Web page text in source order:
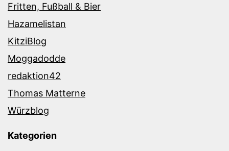
Fritten, Fußball & Bier
Hazamelistan
KitziBlog
Moggadodde
redaktion42
Thomas Matterne
Würzblog
Kategorien